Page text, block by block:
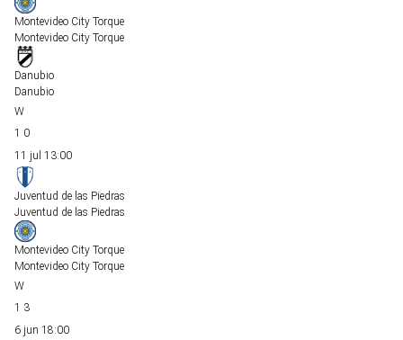
Montevideo City Torque
Montevideo City Torque
Danubio
Danubio
1 0
11 jul 13:00
Juventud de las Piedras
Juventud de las Piedras
Montevideo City Torque
Montevideo City Torque
1 3
6 jun 18:00